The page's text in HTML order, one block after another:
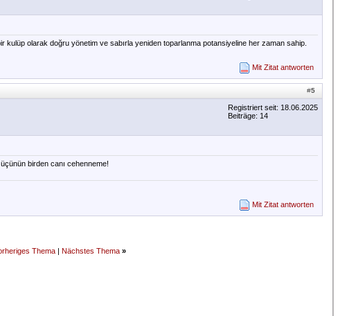
olarak doğru yönetim ve sabırla yeniden toparlanma potansiyeline her zaman sahip.
Mit Zitat antworten
#5
Registriert seit: 18.06.2025
Beiträge: 14
birden canı cehenneme!
Mit Zitat antworten
Thema | Nächstes Thema »